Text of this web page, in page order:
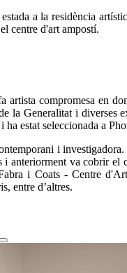
estada a la residència
centre d'art ampostí.
compromesa en
la Generalitat i diverses
ha estat seleccionada a
i
va cobrir
i Coats - Centre
entre d’altres.